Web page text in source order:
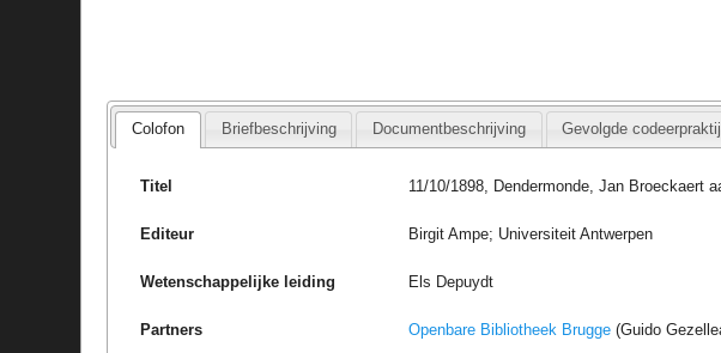
Colofon Briefbeschrijving Documentbeschrijving Gevolgde
Titel 11/10/1898, Dendermonde, Jan Broeckaert
Editeur Birgit Ampe; Universiteit Antwerpen
Wetenschappelijke leiding Els Depuydt
Partners Openbare Bibliotheek Brugge (Guido